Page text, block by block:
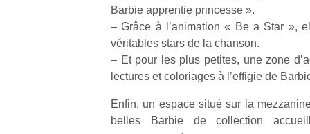
Barbie apprentie princesse ».
– Grâce à l’animation « Be a Star »,
véritables stars de la chanson.
– Et pour les plus petites, une zone
lectures et coloriages à l’effigie de
Enfin, un espace situé sur la
belles Barbie de collection
l’aventure
était au
A